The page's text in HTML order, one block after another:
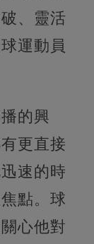
、靈活
運動員
的興
更直接
速的時
點。球
心他對